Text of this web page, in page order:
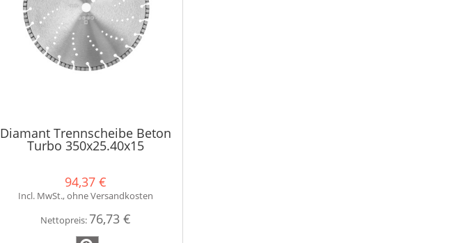
Diamant Trennscheibe Beton
Turbo 350x25.40x15
94,37 €
Incl. MwSt., ohne Versandkosten
Nettopreis:76,73 €